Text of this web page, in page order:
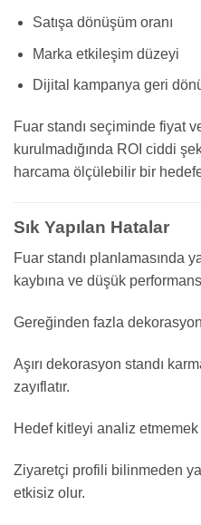
Satışa dönüşüm oranı
Marka etkileşim düzeyi
Dijital kampanya geri
Fuar standı seçiminde fiyat
kurulmadığında ROI ciddi
harcama ölçülebilir bir
Sık Yapılan Hatalar
Fuar standı planlamasında
kaybına ve düşük
Gereğinden fazla
Aşırı dekorasyon standı
zayıflatır.
Hedef kitleyi analiz etmemek
Ziyaretçi profili bilinmeden
etkisiz olur.